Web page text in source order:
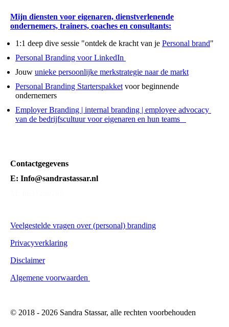
Mijn diensten voor eigenaren, dienstverlenende
ondernemers, trainers, coaches en consultants:
1:1 deep dive sessie "ontdek de kracht van je Personal brand"
Personal Branding voor LinkedIn
Jouw unieke persoonlijke merkstrategie naar de markt
Personal Branding Starterspakketvoor beginnende
ondernemers
Employer Branding | internal branding | employee advocacy
van de bedrijfscultuur voor eigenaren en hun teams
Contactgegevens
E: Info@sandrastassar.nl
Veelgestelde vragen over (personal) branding
Privacyverklaring
Disclaimer
Algemene voorwaarden
© 2018 - 2026 Sandra Stassar, alle rechten voorbehouden